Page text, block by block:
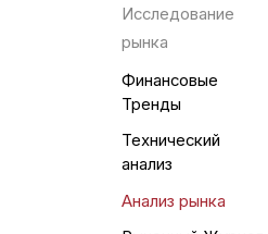
Исследование
рынка
Финансовые
Тренды
Технический
анализ
Анализ рынка